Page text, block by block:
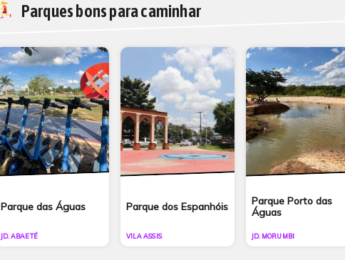
Parques bons para caminhar
Parque das Águas
JD. ABAETÉ
Parque dos Espanhóis
VILA ASSIS
Parque Porto das
Águas
JD. MORUMBI